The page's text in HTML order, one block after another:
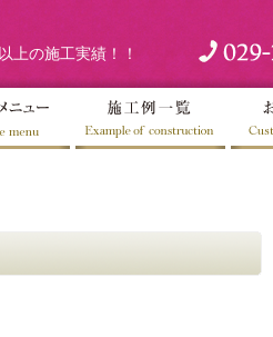
上の施工実績！！